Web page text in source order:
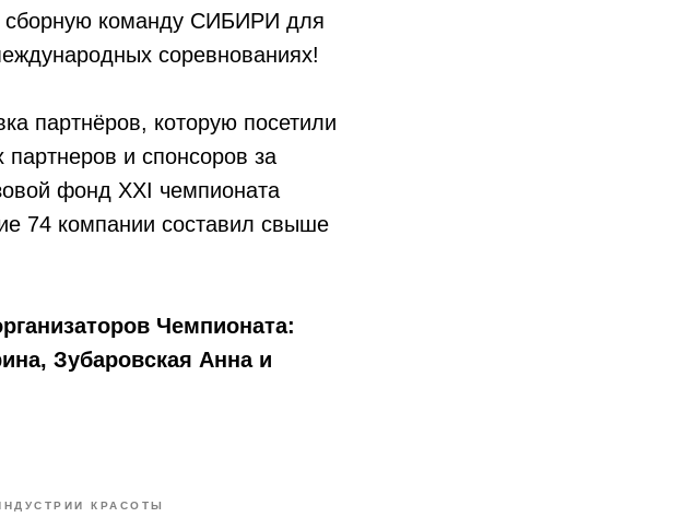
сборную команду СИБИРИ для
соревнованиях!
партнёров, которую посетили
и спонсоров за
фонд XXI чемпионата
74 компании составил свыше
Чемпионата:
Зубаровская Анна и
КРАСОТЫ